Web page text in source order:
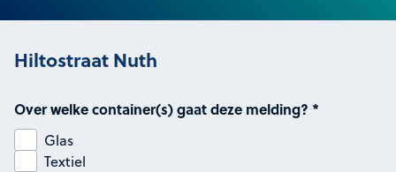
Hiltostraat Nuth
Over welke container(s) gaat deze melding? *
Glas
Textiel